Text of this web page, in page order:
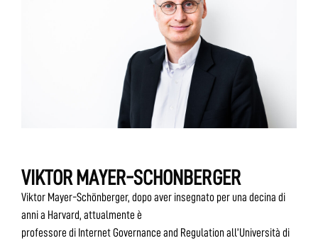
VIKTOR MAYER-SCHONBERGER
Viktor Mayer-Schönberger, dopo aver insegnato per una decina di
anni a Harvard, attualmente è
professore di Internet Governance and Regulation all’Università di